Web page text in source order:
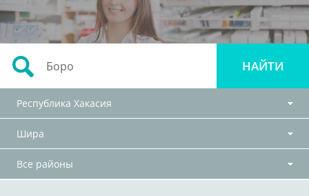
Республика Хакасия
Шира
Все районы